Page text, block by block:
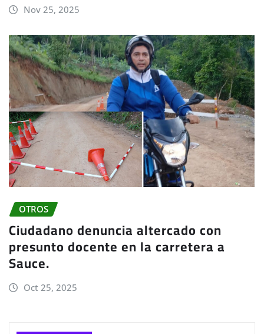
Nov 25, 2025
OTROS
Ciudadano denuncia altercado con
presunto docente en la carretera a
Sauce.
Oct 25, 2025